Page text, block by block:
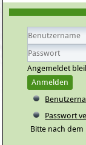
Benutzername
Passwort
Angemeldet
Anmelden
Passwort
Bitte nach